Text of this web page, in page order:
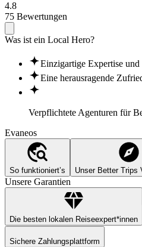
4.8
75 Bewertungen
Was ist ein Local Hero?
Einzigartige Expertise
Eine herausragende
Verpflichtete Agenturen für
Evaneos
So funktioniert’s Unser Better Trips
Unsere Garantien
Die besten lokalen Reiseexpert*innen
Sichere Zahlungsplattform